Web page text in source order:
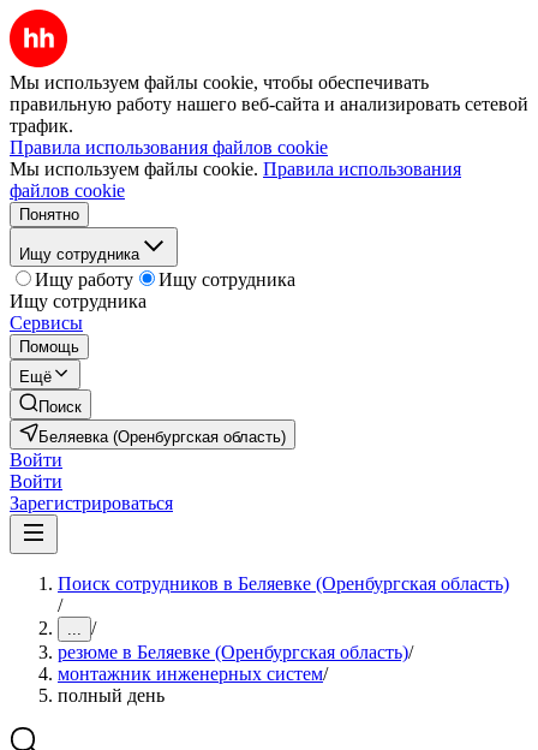
Мы используем файлы cookie, чтобы обеспечивать
правильную работу нашего веб-сайта и анализировать сетевой
трафик.
Правила использования файлов cookie
Мы используем файлы cookie. Правила использования
файлов cookie
Понятно
Ищу сотрудника
Ищу работу
Ищу сотрудника
Ищу сотрудника
Сервисы
Помощь
Ещё
Поиск
Беляевка (Оренбургская область)
Войти
Войти
Зарегистрироваться
Поиск сотрудников в Беляевке (Оренбургская область)
/
... /
резюме в Беляевке (Оренбургская область)/
монтажник инженерных систем/
полный день